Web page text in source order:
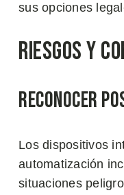
sus opciones
Riesgos y
Reconocer
Los dispositivos
automatización
situaciones